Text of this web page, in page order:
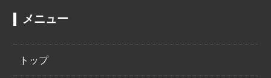
メニュー
トップ